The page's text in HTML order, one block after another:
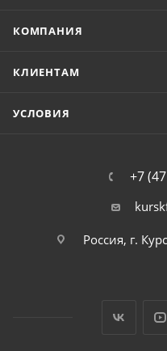
КОМПАНИЯ
КЛИЕНТАМ
УСЛОВИЯ
+7
Россия, г.